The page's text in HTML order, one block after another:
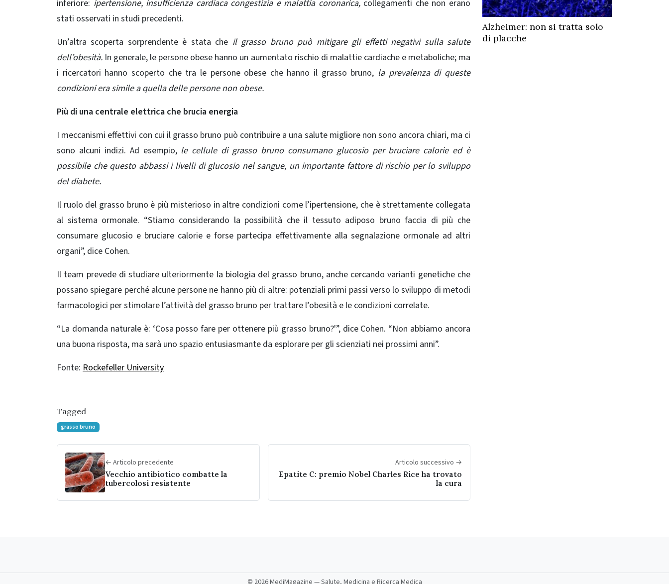
inferiore: ipertensione, insufficienza cardiaca congestizia e malattia coronarica,collegamenti che non erano
stati osservati in studi precedenti.
Un’altra scoperta sorprendente è stata che il grasso bruno può mitigare gli effetti negativi sulla salute
dell’obesità. In generale, le persone obese hanno un aumentato rischio di malattie cardiache e metaboliche; ma
i ricercatori hanno scoperto che tra le persone obese che hanno il grasso bruno, la prevalenza di queste
condizioni era simile a quella delle persone non obese.
Più di una centrale elettrica che brucia energia
I meccanismi effettivi con cui il grasso bruno può contribuire a una salute migliore non sono ancora chiari, ma ci
sono alcuni indizi. Ad esempio,le cellule di grasso bruno consumano glucosio per bruciare calorie ed è
possibile che questo abbassi i livelli di glucosio nel sangue, un importante fattore di rischio per lo sviluppo
del diabete.
Il ruolo del grasso bruno è più misterioso in altre condizioni come l’ipertensione, che è strettamente collegata
al sistema ormonale. “Stiamo considerando la possibilità che il tessuto adiposo bruno faccia di più che
consumare glucosio e bruciare calorie e forse partecipa effettivamente alla segnalazione ormonale ad altri
organi”, dice Cohen.
Il team prevede di studiare ulteriormente la biologia del grasso bruno, anche cercando varianti genetiche che
possano spiegare perché alcune persone ne hanno più di altre: potenziali primi passi verso lo sviluppo di metodi
farmacologici per stimolare l’attività del grasso bruno per trattare l’obesità e le condizioni correlate.
“La domanda naturale è: ‘Cosa posso fare per ottenere più grasso bruno?'”, dice Cohen. “Non abbiamo ancora
una buona risposta, ma sarà uno spazio entusiasmante da esplorare per gli scienziati nei prossimi anni”.
Fonte: Rockefeller University
Tagged
grasso bruno
← Articolo precedente
Vecchio antibiotico combatte la
tubercolosi resistente
Articolo successivo →
Epatite C: premio Nobel Charles Rice ha trovato
la cura
Alzheimer: non si tratta solo
di placche